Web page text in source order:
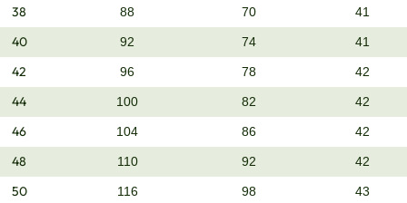
38 88 70 41
40 92 74 41
42 96 78 42
44 100 82 42
46 104 86 42
48 110 92 42
50 116 98 43